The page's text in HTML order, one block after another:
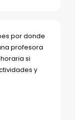
por donde
profesora
si
y